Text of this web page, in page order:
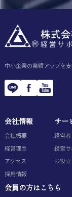
中小企業の業績アップを
会社情報
会社概要
経営理念
アクセス
採用情報
サー
経営
経営
お役
会員の方はこちら